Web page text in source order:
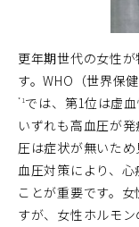
更年期世代の女性
す。WHO（世界保
*1では、第1位は虚
いずれも高血圧が
圧は症状が無いた
血圧対策により、
ことが重要です。
すが、女性ホルモ